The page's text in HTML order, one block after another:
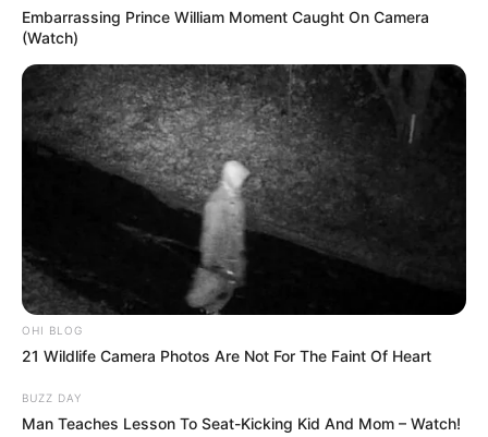
Embarrassing Prince William Moment Caught On Camera
(Watch)
OHI BLOG
21 Wildlife Camera Photos Are Not For The Faint Of Heart
BUZZ DAY
Man Teaches Lesson To Seat-Kicking Kid And Mom – Watch!